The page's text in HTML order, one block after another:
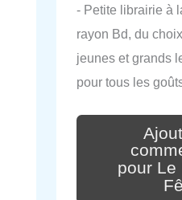
- Petite librairie à
rayon Bd, du
jeunes et grands
pour tous les
pour Le